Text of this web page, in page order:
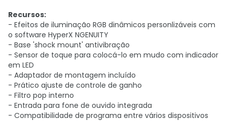
Recursos:
- Efeitos de iluminação RGB dinâmicos personlizáveis com
o software HyperX NGENUITY
- Base 'shock mount' antivibração
- Sensor de toque para colocá-lo em mudo com indicador
em LED
- Adaptador de montagem incluído
- Prático ajuste de controle de ganho
- Filtro pop interno
- Entrada para fone de ouvido integrada
- Compatibilidade de programa entre vários dispositivos